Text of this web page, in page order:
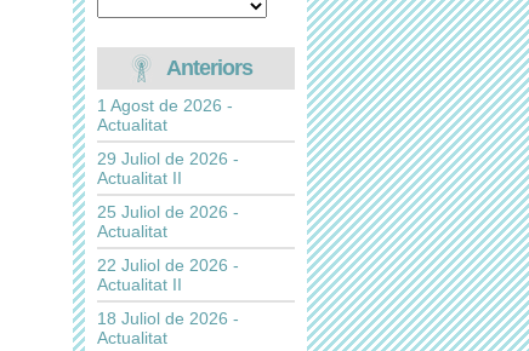
Anteriors
1 Agost de 2026 -
Actualitat
29 Juliol de 2026 -
Actualitat II
25 Juliol de 2026 -
Actualitat
22 Juliol de 2026 -
Actualitat II
18 Juliol de 2026 -
Actualitat